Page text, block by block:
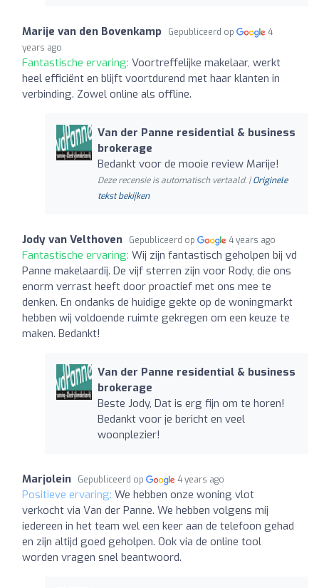
Marije van den Bovenkamp Gepubliceerd op
4
years ago
Fantastische ervaring: Voortreffelijke makelaar, werkt
heel efficiënt en blijft voortdurend met haar klanten in
verbinding. Zowel online als offline.
Van der Panne residential & business
brokerage
Bedankt voor de mooie review Marije!
Deze recensie is automatisch vertaald. |Originele
tekst bekijken
Jody van Velthoven Gepubliceerd op 4 years ago
Fantastische ervaring: Wij zijn fantastisch geholpen bij vd
Panne makelaardij. De vijf sterren zijn voor Rody, die ons
enorm verrast heeft door proactief met ons mee te
denken. En ondanks de huidige gekte op de woningmarkt
hebben wij voldoende ruimte gekregen om een keuze te
maken. Bedankt!
Van der Panne residential & business
brokerage
Beste Jody, Dat is erg fijn om te horen!
Bedankt voor je bericht en veel
woonplezier!
Marjolein Gepubliceerd op 4 years ago
Positieve ervaring: We hebben onze woning vlot
verkocht via Van der Panne. We hebben volgens mij
iedereen in het team wel een keer aan de telefoon gehad
en zijn altijd goed geholpen. Ook via de online tool
worden vragen snel beantwoord.